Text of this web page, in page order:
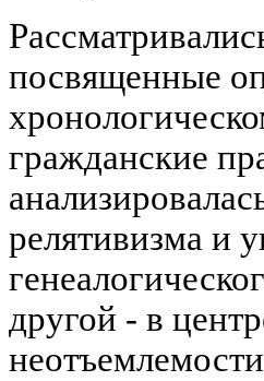
посвященные
гражданские
релятивизма и
другой - в